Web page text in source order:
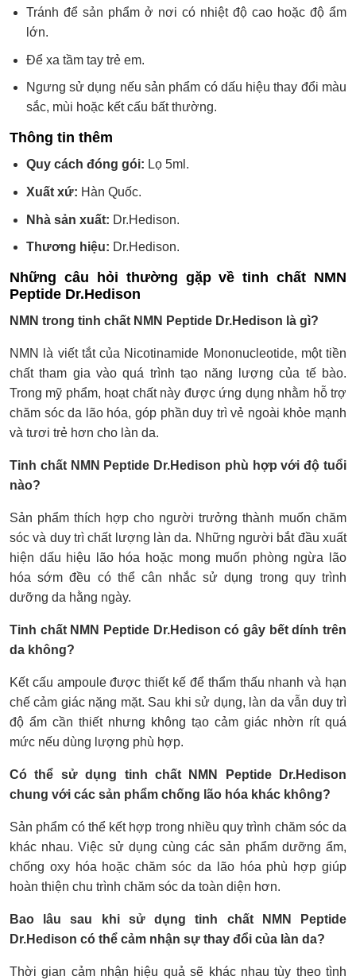
Tránh để sản phẩm ở nơi có nhiệt độ cao hoặc độ ẩm
lớn.
Để xa tầm tay trẻ em.
Ngưng sử dụng nếu sản phẩm có dấu hiệu thay đổi màu
sắc, mùi hoặc kết cấu bất thường.
Thông tin thêm
Quy cách đóng gói: Lọ 5ml.
Xuất xứ: Hàn Quốc.
Nhà sản xuất: Dr.Hedison.
Thương hiệu: Dr.Hedison.
Những câu hỏi thường gặp về tinh chất NMN
Peptide Dr.Hedison
NMN trong tinh chất NMN Peptide Dr.Hedison là gì?
NMN là viết tắt của Nicotinamide Mononucleotide, một tiền
chất tham gia vào quá trình tạo năng lượng của tế bào.
Trong mỹ phẩm, hoạt chất này được ứng dụng nhằm hỗ trợ
chăm sóc da lão hóa, góp phần duy trì vẻ ngoài khỏe mạnh
và tươi trẻ hơn cho làn da.
Tinh chất NMN Peptide Dr.Hedison phù hợp với độ tuổi
nào?
Sản phẩm thích hợp cho người trưởng thành muốn chăm
sóc và duy trì chất lượng làn da. Những người bắt đầu xuất
hiện dấu hiệu lão hóa hoặc mong muốn phòng ngừa lão
hóa sớm đều có thể cân nhắc sử dụng trong quy trình
dưỡng da hằng ngày.
Tinh chất NMN Peptide Dr.Hedison có gây bết dính trên
da không?
Kết cấu ampoule được thiết kế để thẩm thấu nhanh và hạn
chế cảm giác nặng mặt. Sau khi sử dụng, làn da vẫn duy trì
độ ẩm cần thiết nhưng không tạo cảm giác nhờn rít quá
mức nếu dùng lượng phù hợp.
Có thể sử dụng tinh chất NMN Peptide Dr.Hedison
chung với các sản phẩm chống lão hóa khác không?
Sản phẩm có thể kết hợp trong nhiều quy trình chăm sóc da
khác nhau. Việc sử dụng cùng các sản phẩm dưỡng ẩm,
chống oxy hóa hoặc chăm sóc da lão hóa phù hợp giúp
hoàn thiện chu trình chăm sóc da toàn diện hơn.
Bao lâu sau khi sử dụng tinh chất NMN Peptide
Dr.Hedison có thể cảm nhận sự thay đổi của làn da?
Thời gian cảm nhận hiệu quả sẽ khác nhau tùy theo tình